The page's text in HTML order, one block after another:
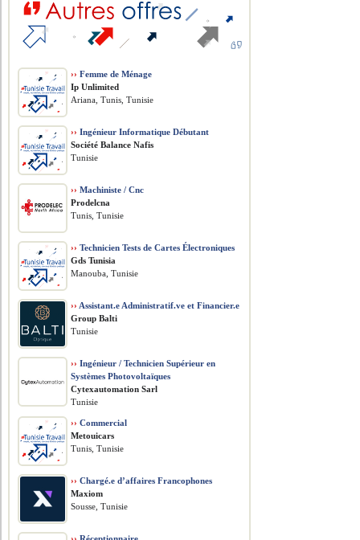
›› Femme de Ménage
Ip Unlimited
Ariana, Tunis, Tunisie
›› Ingénieur Informatique Débutant
Société Balance Nafis
Tunisie
›› Machiniste / Cnc
Prodelcna
Tunis, Tunisie
›› Technicien Tests de Cartes Électroniques
Gds Tunisia
Manouba, Tunisie
›› Assistant.e Administratif.ve et Financier.e
Group Balti
Tunisie
›› Ingénieur / Technicien Supérieur en
Systèmes Photovoltaïques
Cytexautomation Sarl
Tunisie
›› Commercial
Metouicars
Tunis, Tunisie
›› Chargé.e d’affaires Francophones
Maxiom
Sousse, Tunisie